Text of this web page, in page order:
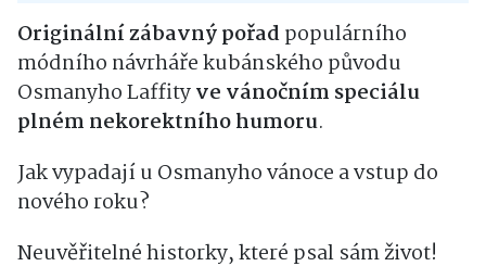
Originální zábavný pořadpopulárního
módního návrháře kubánského původu
Osmanyho Laffityve vánočním speciálu
plném nekorektního humoru.
Jak vypadají u Osmanyho vánoce a vstup do
nového roku?
Neuvěřitelné historky, které psal sám život!